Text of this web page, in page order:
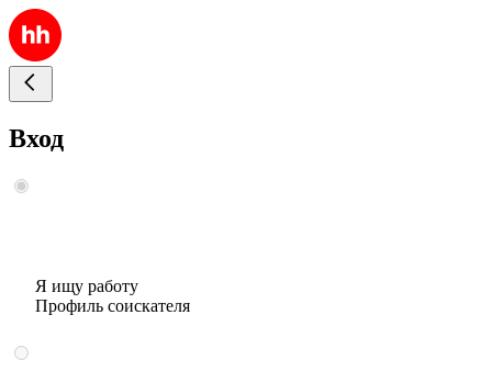
Вход
Я ищу работу
Профиль соискателя